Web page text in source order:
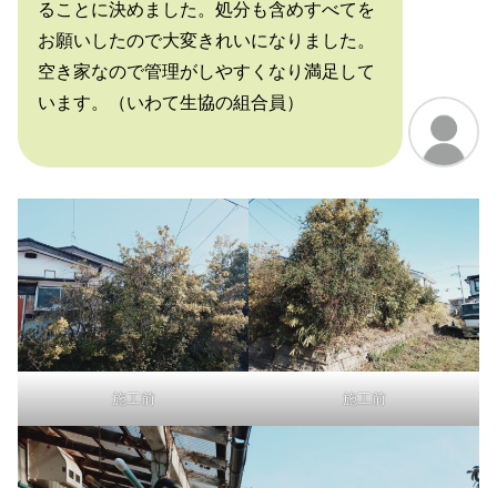
ることに決めました。処分も含めすべてを
お願いしたので大変きれいになりました。
空き家なので管理がしやすくなり満足して
います。（いわて生協の組合員）
施工前 施工前